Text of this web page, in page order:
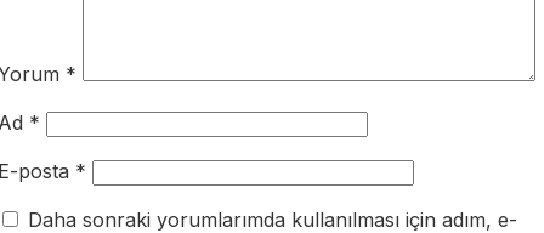
*
*
posta *
Daha sonraki yorumlarımda kullanılması için adım, e-